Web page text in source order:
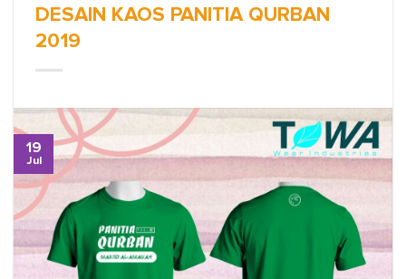
DESAIN KAOS PANITIA QURBAN
2019
19
Jul